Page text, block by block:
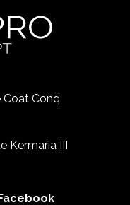
Coat Conq
Kermaria III
Facebook